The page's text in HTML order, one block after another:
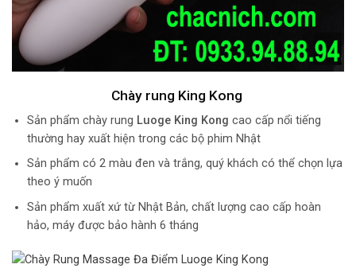
Chày rung King Kong
Sản phẩm chày rung Luoge King Kong cao cấp nổi tiếng
thường hay xuất hiện trong các bộ phim Nhật
Sản phẩm có 2 màu đen và trắng, quý khách có thể chọn lựa
theo ý muốn
Sản phẩm xuất xứ từ Nhật Bản, chất lượng cao cấp hoàn
hảo, máy được bảo hành 6 tháng